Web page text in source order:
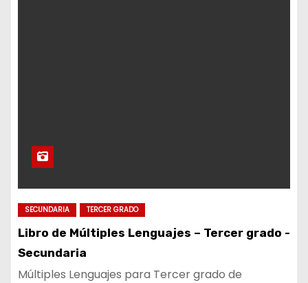
SECUNDARIA TERCER GRADO
Libro de Múltiples Lenguajes – Tercer grado -
Secundaria
Múltiples Lenguajes para Tercer grado de